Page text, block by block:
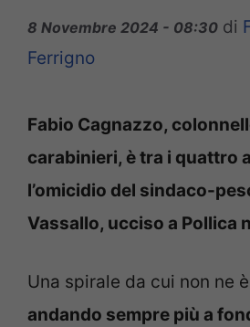
8 Novembre 2024 - 08:30 di
Ferrigno
Fabio Cagnazzo,
carabinieri, è tra i quattro
l’omicidio del sindaco-
Vassallo, ucciso a Pollica
Una spirale da cui non ne
andando sempre più a